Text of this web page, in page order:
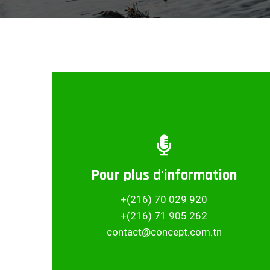
Pour plus d'information
+(216) 70 029 920
+(216) 71 905 262
contact@concept.com.tn
Partager ce projet